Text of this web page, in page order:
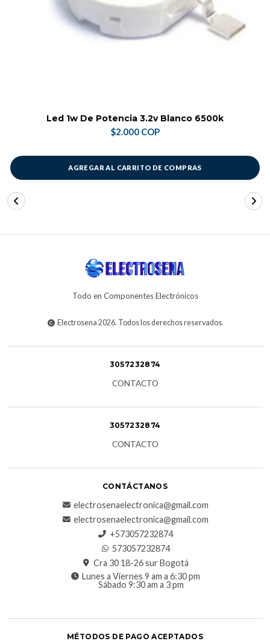
Led 1w De Potencia 3.2v Blanco 6500k
$2.000 COP
AGREGAR AL CARRITO DE COMPRAS
Todo en Componentes Electrónicos
Electrosena 2026. Todos los derechos reservados.
3057232874
CONTACTO
3057232874
CONTACTO
CONTÁCTANOS
electrosenaelectronica@gmail.com
electrosenaelectronica@gmail.com
+573057232874
573057232874
Cra 30 18-26 sur Bogotá
Lunes a Viernes 9 am a 6:30 pm
Sábado 9:30 am a 3 pm
MÉTODOS DE PAGO ACEPTADOS